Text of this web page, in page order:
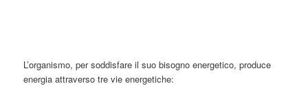
L’organismo, per soddisfare il suo bisogno energetico, produce
energia attraverso tre vie energetiche: